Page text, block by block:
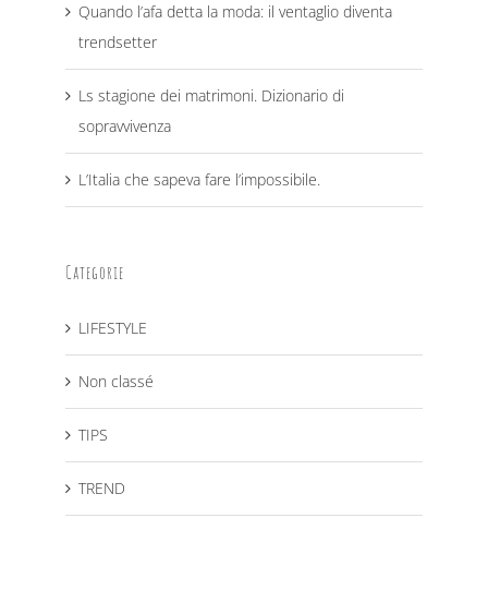
Quando l’afa detta la moda: il ventaglio diventa
trendsetter
Ls stagione dei matrimoni. Dizionario di
sopravvivenza
L’Italia che sapeva fare l’impossibile.
Categorie
LIFESTYLE
Non classé
TIPS
TREND